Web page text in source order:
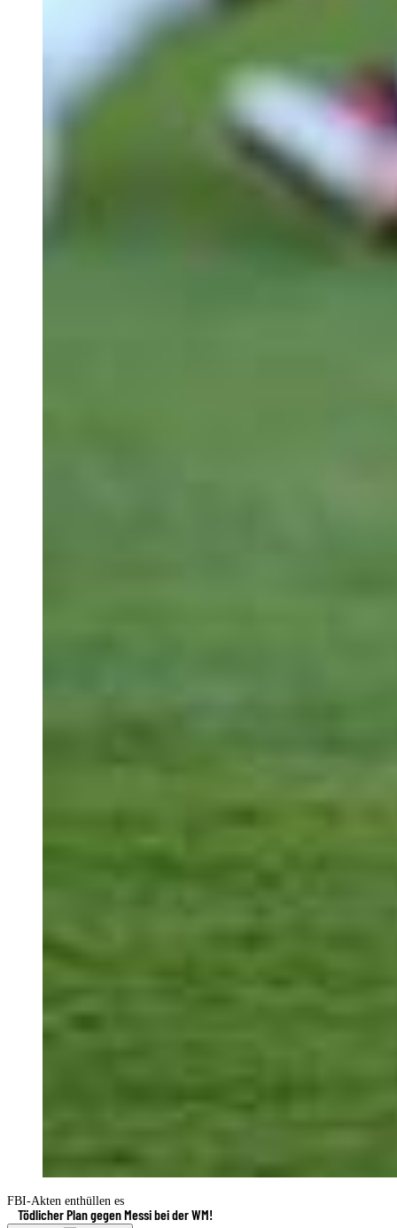
FBI-Akten enthüllen es
Tödlicher Plan gegen Messi bei der WM!